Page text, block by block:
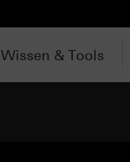
Wissen & Tools